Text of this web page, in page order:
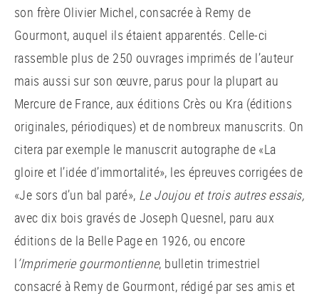
son frère Olivier Michel, consacrée à Remy de
Gourmont, auquel ils étaient apparentés. Celle-ci
rassemble plus de 250 ouvrages imprimés de l’auteur
mais aussi sur son œuvre, parus pour la plupart au
Mercure de France, aux éditions Crès ou Kra (éditions
originales, périodiques) et de nombreux manuscrits. On
citera par exemple le manuscrit autographe de «La
gloire et l’idée d’immortalité», les épreuves corrigées de
«Je sors d’un bal paré», Le Joujou et trois autres essais,
avec dix bois gravés de Joseph Quesnel, paru aux
éditions de la Belle Page en 1926, ou encore
l’Imprimerie gourmontienne, bulletin trimestriel
consacré à Remy de Gourmont, rédigé par ses amis et